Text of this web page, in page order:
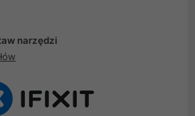
narzędzi